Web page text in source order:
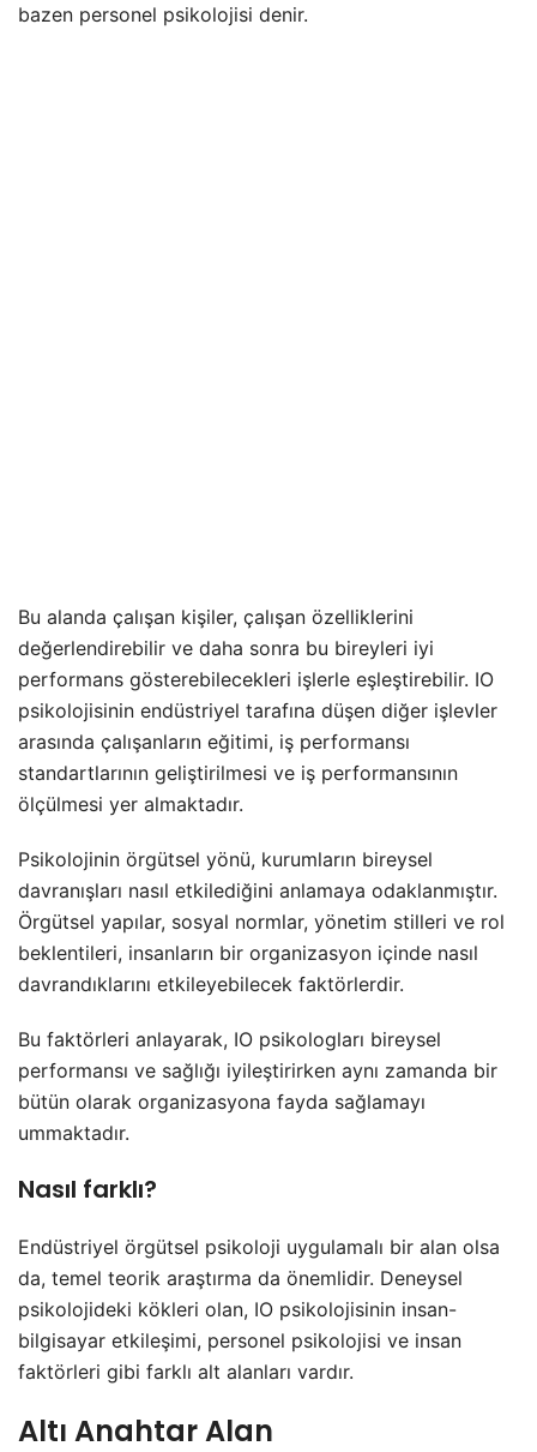
bazen personel psikolojisi denir.
Bu alanda çalışan kişiler, çalışan özelliklerini
değerlendirebilir ve daha sonra bu bireyleri iyi
performans gösterebilecekleri işlerle eşleştirebilir. IO
psikolojisinin endüstriyel tarafına düşen diğer işlevler
arasında çalışanların eğitimi, iş performansı
standartlarının geliştirilmesi ve iş performansının
ölçülmesi yer almaktadır.
Psikolojinin örgütsel yönü, kurumların bireysel
davranışları nasıl etkilediğini anlamaya odaklanmıştır.
Örgütsel yapılar, sosyal normlar, yönetim stilleri ve rol
beklentileri, insanların bir organizasyon içinde nasıl
davrandıklarını etkileyebilecek faktörlerdir.
Bu faktörleri anlayarak, IO psikologları bireysel
performansı ve sağlığı iyileştirirken aynı zamanda bir
bütün olarak organizasyona fayda sağlamayı
ummaktadır.
Nasıl farklı?
Endüstriyel örgütsel psikoloji uygulamalı bir alan olsa
da, temel teorik araştırma da önemlidir. Deneysel
psikolojideki kökleri olan, IO psikolojisinin insan-
bilgisayar etkileşimi, personel psikolojisi ve insan
faktörleri gibi farklı alt alanları vardır.
Altı Anahtar Alan